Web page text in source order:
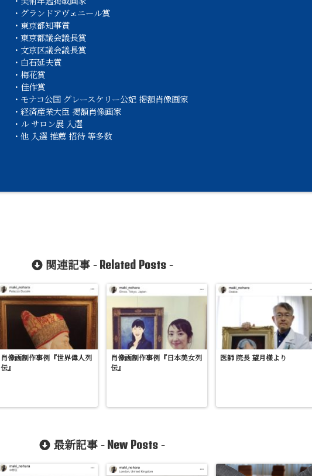
・グランドアヴェニール賞
・東京都知事賞
・東京都議会議長賞
・文京区議会議長賞
・白石延夫賞
・梅花賞
・佳作賞
・モナコ公国 グレースケリー公妃 掲額肖像画家
・経済産業大臣 掲額肖像画家
・ル サロン展 入選
・他 入選 推薦 招待 等多数
関連記事 - Related Posts-
肖像画制作事例『世界偉人列
伝』
肖像画制作事例『日本美女列
伝』
医師 院長 望月様より
最新記事 - New Posts -